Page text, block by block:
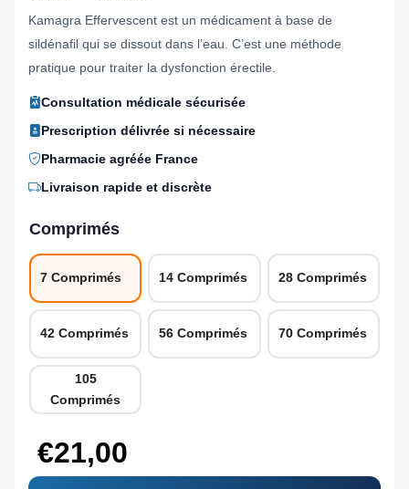
de
prix :
€21,00
€189,00
Kamagra Effervescent est un médicament à base de
sildénafil qui se dissout dans l’eau. C’est une méthode
pratique pour traiter la dysfonction érectile.
Consultation médicale sécurisée
Prescription délivrée si nécessaire
Pharmacie agréée France
Livraison rapide et discrète
Comprimés
7 Comprimés 14 Comprimés 28 Comprimés
42 Comprimés 56 Comprimés 70 Comprimés
105
Comprimés
€21,00